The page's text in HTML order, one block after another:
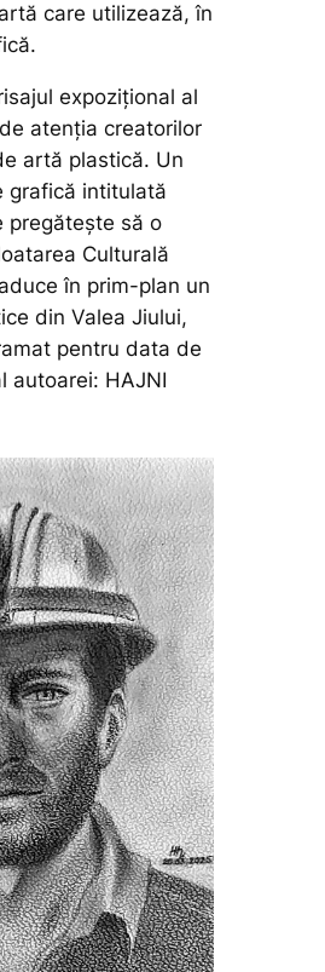
care utilizează, în
expozițional al
atenția creatorilor
artă plastică. Un
grafică intitulată
pregătește să o
Culturală
în prim-plan un
din Valea Jiului,
pentru data de
autoarei: HAJNI